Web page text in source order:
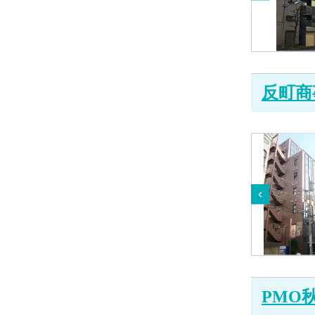
反町
PMO